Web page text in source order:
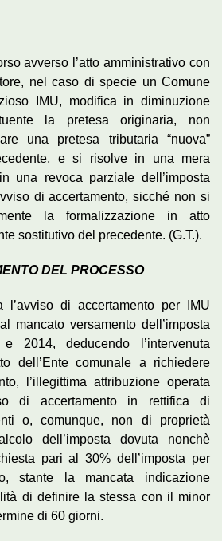
avverso l’atto amministrativo con
nel caso di specie un Comune
IMU, modifica in diminuzione
la pretesa originaria, non
una pretesa tributaria “nuova”
e si risolve in una mera
una revoca parziale dell’imposta
di accertamento, sicché non si
la formalizzazione in atto
sostitutivo del precedente. (G.T.).
DEL PROCESSO
l’avviso di accertamento per IMU
mancato versamento dell’imposta
deducendo l’intervenuta
dell’Ente comunale a richiedere
l’illegittima attribuzione operata
di accertamento in rettifica di
o, comunque, non di proprietà
dell’imposta dovuta nonchè
pari al 30% dell’imposta per
stante la mancata indicazione
di definire la stessa con il minor
di 60 giorni.